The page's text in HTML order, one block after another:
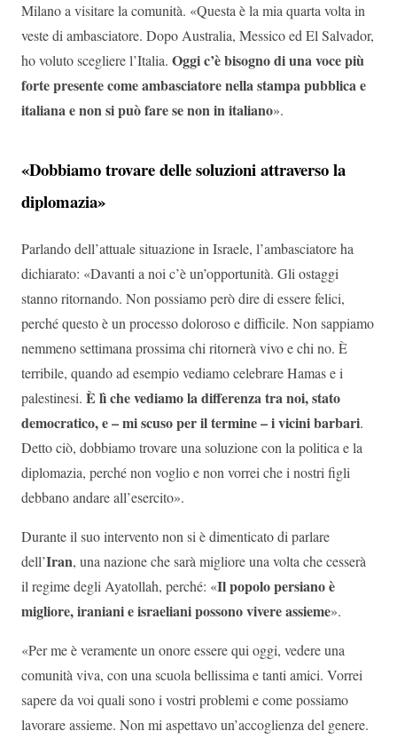
Milano a visitare la comunità. «Questa è la mia quarta volta in
veste di ambasciatore. Dopo Australia, Messico ed El Salvador,
ho voluto scegliere l’Italia. Oggi c’è bisogno di una voce più
forte presente come ambasciatore nella stampa pubblica e
italiana e non si può fare se non in italiano».
«Dobbiamo trovare delle soluzioni attraverso la
diplomazia»
Parlando dell’attuale situazione in Israele, l’ambasciatore ha
dichiarato: «Davanti a noi c’è un’opportunità. Gli ostaggi
stanno ritornando. Non possiamo però dire di essere felici,
perché questo è un processo doloroso e difficile. Non sappiamo
nemmeno settimana prossima chi ritornerà vivo e chi no. È
terribile, quando ad esempio vediamo celebrare Hamas e i
palestinesi. È lì che vediamo la differenza tra noi, stato
democratico, e – mi scuso per il termine – i vicini barbari.
Detto ciò, dobbiamo trovare una soluzione con la politica e la
diplomazia, perché non voglio e non vorrei che i nostri figli
debbano andare all’esercito».
Durante il suo intervento non si è dimenticato di parlare
dell’Iran, una nazione che sarà migliore una volta che cesserà
il regime degli Ayatollah, perché: «Il popolo persiano è
migliore, iraniani e israeliani possono vivere assieme».
«Per me è veramente un onore essere qui oggi, vedere una
comunità viva, con una scuola bellissima e tanti amici. Vorrei
sapere da voi quali sono i vostri problemi e come possiamo
lavorare assieme. Non mi aspettavo un’accoglienza del genere.